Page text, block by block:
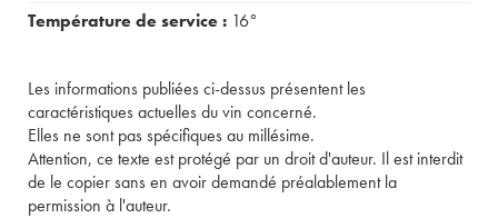
Température de service : 16°
Les informations publiées ci-dessus présentent les
caractéristiques actuelles du vin concerné.
Elles ne sont pas spécifiques au millésime.
Attention, ce texte est protégé par un droit d'auteur. Il est interdit
de le copier sans en avoir demandé préalablement la
permission à l'auteur.